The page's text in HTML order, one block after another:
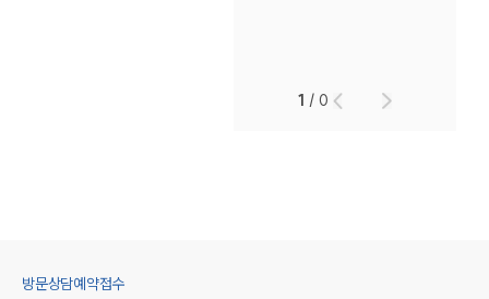
1 /0
방문상담예약접수